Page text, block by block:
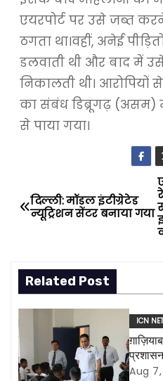
एयरपोर्ट पर उसे जब्त
ठगता था।वहीं, अनेई
डलवाती थी और बाद में
निकालती थी। आरोपियों
का संबंध डिब्रूगढ़ (असम)
से पाया गया।
P
o
t
n
a
v
दिल्ली: मॉडल इंटीग्रेटेड
न्यूट्रिशन सेंटर बनाया गया
Related Post
ICN
Aug